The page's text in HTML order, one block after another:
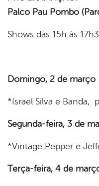
Palco Pau Pombo
Shows das 15h às
Domingo, 2 de março
*Israel Silva e Banda,
Segunda-feira, 3 de
*Vintage Pepper e
Terça-feira, 4 de